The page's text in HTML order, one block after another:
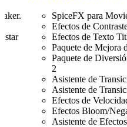
SpiceFX para
Efectos de
Efectos de Texto
Paquete de Mejora
Paquete de
2
Asistente de
Asistente de
Efectos de
Efectos Bloom/
Asistente de